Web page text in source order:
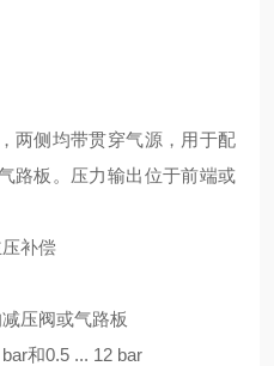
两侧均带贯穿气源，用于配
路板。压力输出位于前端或
补偿
压阀或气路板
和0.5 ... 12 bar